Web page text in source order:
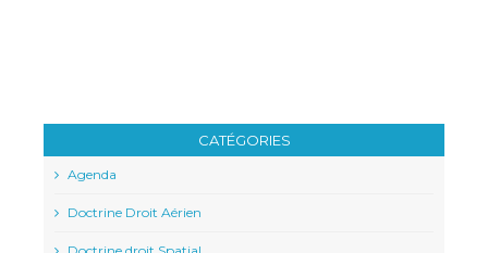
CATÉGORIES
Agenda
Doctrine Droit Aérien